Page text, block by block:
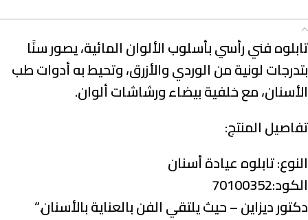
تابلوه فني رأسي بأسلوب الألوان المائية، يصور سنًا
بتدرجات لونية من الوردي والأزرق، وتحيط به أدوات طب
الأسنان، مع خلفية بيضاء ورشاشات ألوان.
تفاصيل المنتج:
النوع:تابلوه عيادة أسنان
الكود:70100352
دكتور ديزاين – حيث يلتقي الفن بالعناية بالأسنان.“